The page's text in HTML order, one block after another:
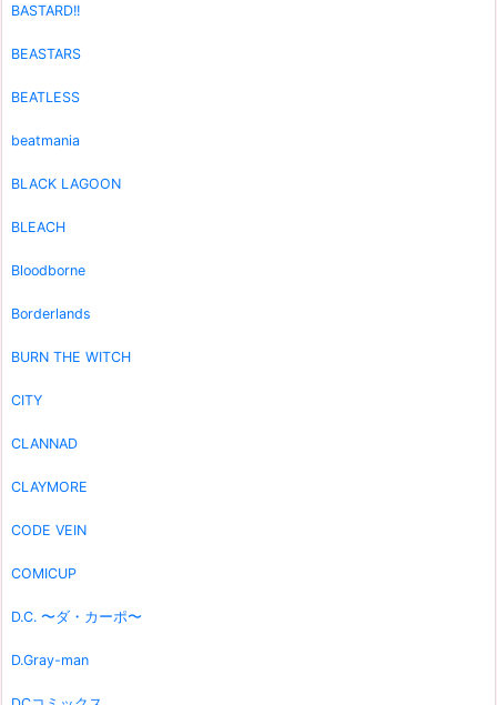
BASTARD!!
BEASTARS
BEATLESS
beatmania
BLACK LAGOON
BLEACH
Bloodborne
Borderlands
BURN THE WITCH
CITY
CLANNAD
CLAYMORE
CODE VEIN
COMICUP
D.C. 〜ダ・カーポ〜
D.Gray-man